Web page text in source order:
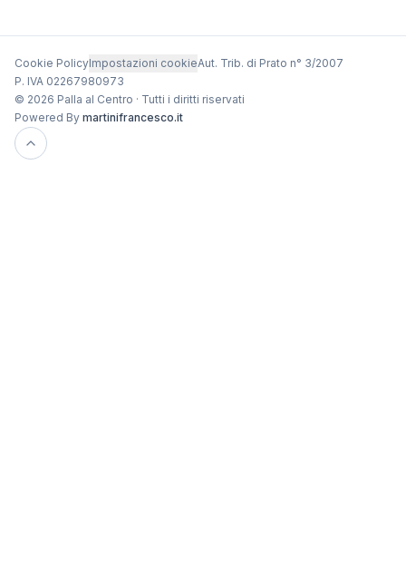
Cookie PolicyImpostazioni cookieAut. Trib. di Prato n° 3/2007
P. IVA 02267980973
© 2026 Palla al Centro · Tutti i diritti riservati
Powered By martinifrancesco.it